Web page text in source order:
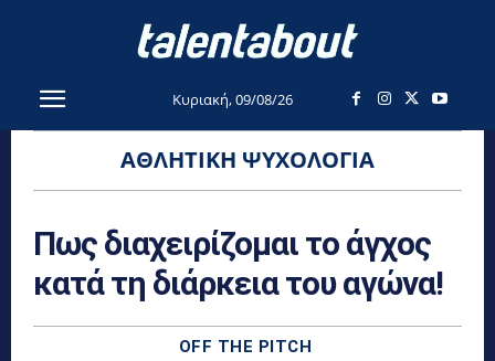
Κυριακή, 09/08/26
ΑΘΛΗΤΙΚΉ ΨΥΧΟΛΟΓΊΑ
Πως διαχειρίζομαι το άγχος
κατά τη διάρκεια του αγώνα!
OFF THE PITCH